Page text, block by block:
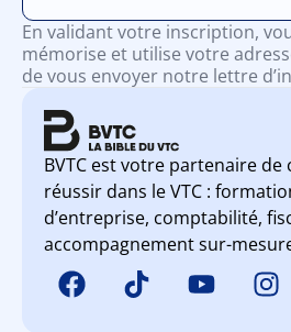
En validant votre inscription,
mémorise et utilise votre
de vous envoyer notre lettre
BVTC est votre partenaire
réussir dans le VTC :
d’entreprise, comptabilité,
accompagnement sur-